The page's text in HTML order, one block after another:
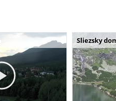
Sliezsky